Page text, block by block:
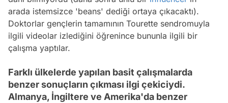
arada istemsizce 'beans' dediği ortaya çıkacaktı).
Doktorlar gençlerin tamamının Tourette sendromuyla
ilgili videolar izlediğini öğrenince bununla ilgili bir
çalışma yaptılar.
Farklı ülkelerde yapılan basit çalışmalarda
benzer sonuçların çıkması ilgi çekiciydi.
Almanya, İngiltere ve Amerika'da benzer